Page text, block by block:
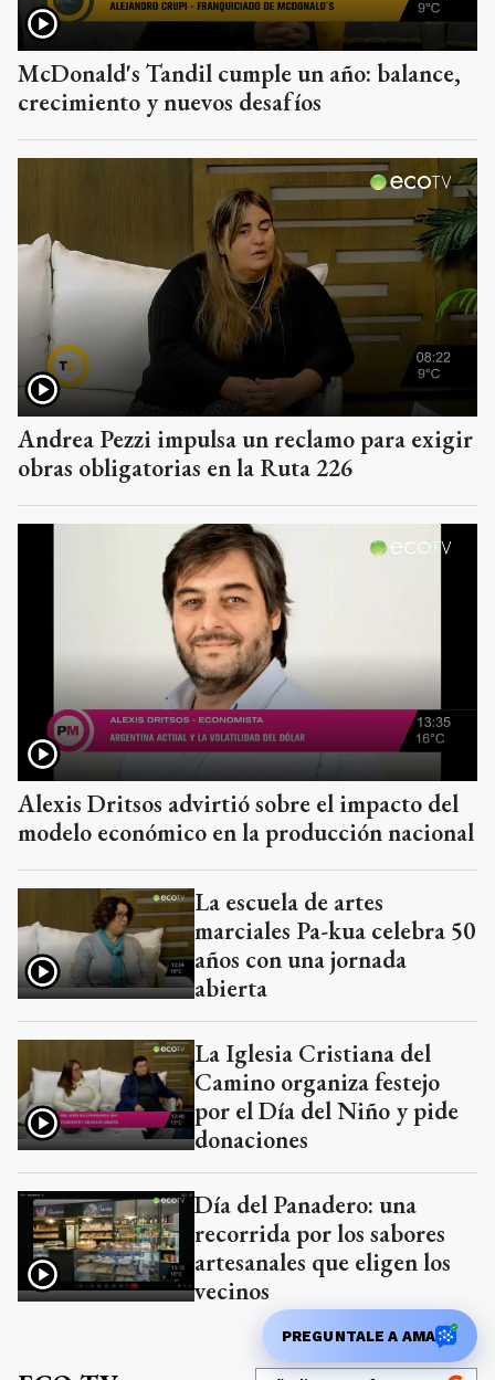
McDonald's Tandil cumple un año: balance,
crecimiento y nuevos desafíos
Andrea Pezzi impulsa un reclamo para exigir
obras obligatorias en la Ruta 226
Alexis Dritsos advirtió sobre el impacto del
modelo económico en la producción nacional
La escuela de artes
marciales Pa-kua celebra 50
años con una jornada
abierta
La Iglesia Cristiana del
Camino organiza festejo
por el Día del Niño y pide
donaciones
Día del Panadero: una
recorrida por los sabores
artesanales que eligen los
vecinos
PREGUNTALE A AMA